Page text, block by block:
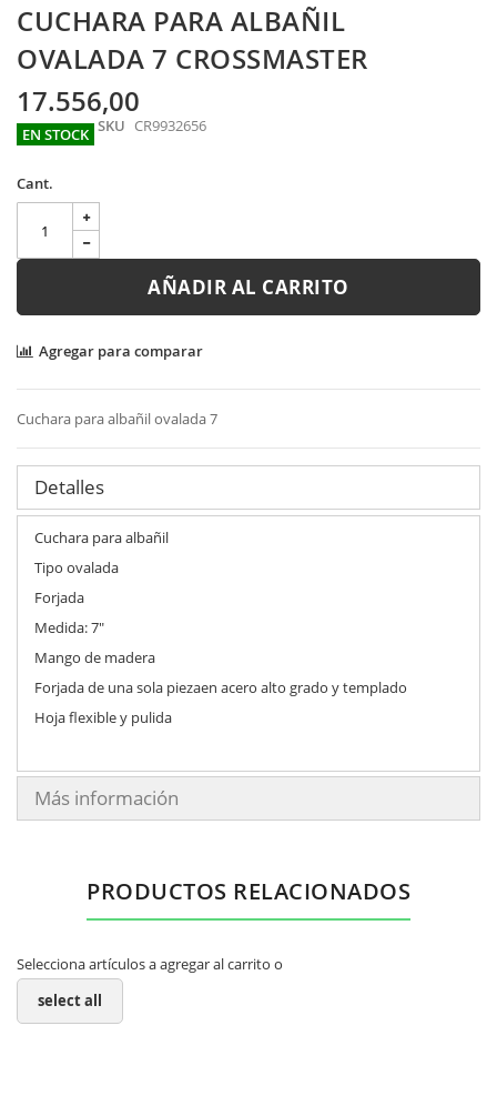
Skip
to
the
beginning
of
the
images
gallery
CUCHARA PARA ALBAÑIL
OVALADA 7 CROSSMASTER
17.556,00
EN STOCK SKU CR9932656
Cant.
AÑADIR AL CARRITO
Agregar para comparar
Cuchara para albañil ovalada 7
Detalles
Cuchara para albañil
Tipo ovalada
Forjada
Medida: 7"
Mango de madera
Forjada de una sola piezaen acero alto grado y templado
Hoja flexible y pulida
Más información
PRODUCTOS RELACIONADOS
Selecciona artículos a agregar al carrito o
select all